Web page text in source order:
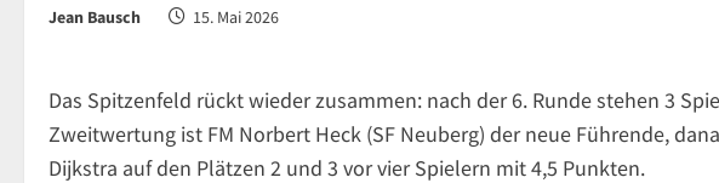
Jean Bausch 15. Mai 2026
Das Spitzenfeld rückt wieder zusammen: nach der 6. Runde stehen 3
Zweitwertung ist FM Norbert Heck (SF Neuberg) der neue Führende,
Dijkstra auf den Plätzen 2 und 3 vor vier Spielern mit 4,5 Punkten.